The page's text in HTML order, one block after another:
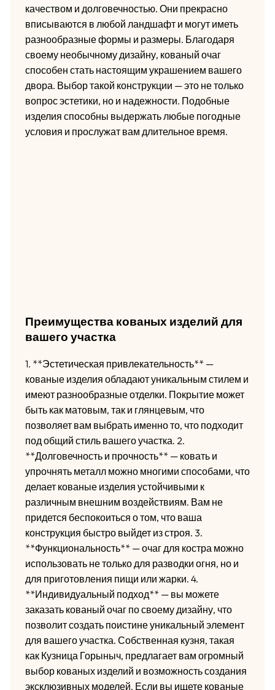
качеством и долговечностью. Они прекрасно
вписываются в любой ландшафт и могут иметь
разнообразные формы и размеры. Благодаря
своему необычному дизайну, кованый очаг
способен стать настоящим украшением вашего
двора. Выбор такой конструкции — это не только
вопрос эстетики, но и надежности. Подобные
изделия способны выдержать любые погодные
условия и прослужат вам длительное время.
Преимущества кованых изделий для
вашего участка
1. **Эстетическая привлекательность** —
кованые изделия обладают уникальным стилем и
имеют разнообразные отделки. Покрытие может
быть как матовым, так и глянцевым, что
позволяет вам выбрать именно то, что подходит
под общий стиль вашего участка. 2.
**Долговечность и прочность** — ковать и
упрочнять металл можно многими способами, что
делает кованые изделия устойчивыми к
различным внешним воздействиям. Вам не
придется беспокоиться о том, что ваша
конструкция быстро выйдет из строя. 3.
**Функциональность** — очаг для костра можно
использовать не только для разводки огня, но и
для приготовления пищи или жарки. 4.
**Индивидуальный подход** — вы можете
заказать кованый очаг по своему дизайну, что
позволит создать поистине уникальный элемент
для вашего участка. Собственная кузня, такая
как Кузница Горыныч, предлагает вам огромный
выбор кованых изделий и возможность создания
эксклюзивных моделей. Если вы ищете кованые